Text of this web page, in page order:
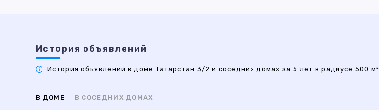
История объявлений
История объявлений в доме Татарстан 3/2 и соседних домах за 5 лет в радиусе 500 м²
В ДОМЕ В СОСЕДНИХ ДОМАХ